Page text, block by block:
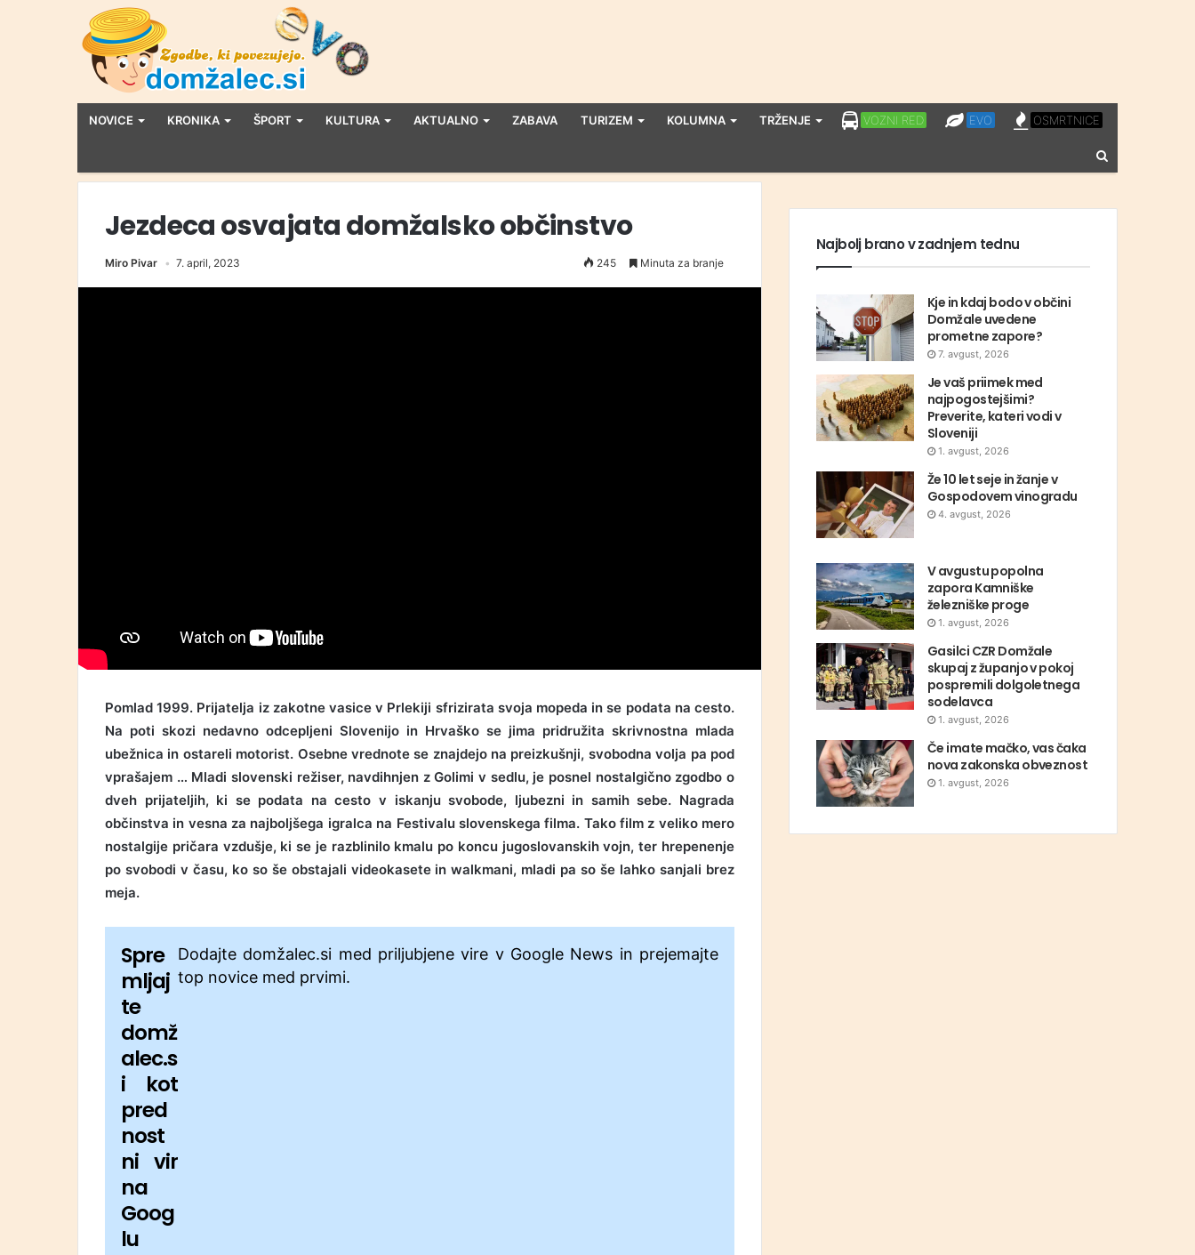
NOVICE KRONIKA ŠPORT KULTURA AKTUALNO ZABAVA TURIZEM KOLUMNA TRŽENJE LPP
VOZNI RED EVO
EVO OSMRTNICE
OSMRTNICE
Jezdeca osvajata domžalsko občinstvo
Miro Pivar 7. april, 2023 245 Minuta za branje
Pomlad 1999. Prijatelja iz zakotne vasice v Prlekiji sfrizirata svoja mopeda in se podata na cesto.
Na poti skozi nedavno odcepljeni Slovenijo in Hrvaško se jima pridružita skrivnostna mlada
ubežnica in ostareli motorist. Osebne vrednote se znajdejo na preizkušnji, svobodna volja pa pod
vprašajem … Mladi slovenski režiser, navdihnjen z Golimi v sedlu, je posnel nostalgično zgodbo o
dveh prijateljih, ki se podata na cesto v iskanju svobode, ljubezni in samih sebe. Nagrada
občinstva in vesna za najboljšega igralca na Festivalu slovenskega filma. Tako film z veliko mero
nostalgije pričara vzdušje, ki se je razblinilo kmalu po koncu jugoslovanskih vojn, ter hrepenenje
po svobodi v času, ko so še obstajali videokasete in walkmani, mladi pa so še lahko sanjali brez
meja.
Spre
mljaj
te
domž
alec.s
i kot
pred
nost
ni vir
na
Goog
lu
Dodajte domžalec.si med priljubjene vire v Google News in prejemajte
top novice med prvimi.
Najbolj brano v zadnjem tednu
Kje in kdaj bodo v občini
Domžale uvedene
prometne zapore?
7. avgust, 2026
Je vaš priimek med
najpogostejšimi?
Preverite, kateri vodi v
Sloveniji
1. avgust, 2026
Že 10 let seje in žanje v
Gospodovem vinogradu
4. avgust, 2026
V avgustu popolna
zapora Kamniške
železniške proge
1. avgust, 2026
Gasilci CZR Domžale
skupaj z županjo v pokoj
pospremili dolgoletnega
sodelavca
1. avgust, 2026
Če imate mačko, vas čaka
nova zakonska obveznost
1. avgust, 2026